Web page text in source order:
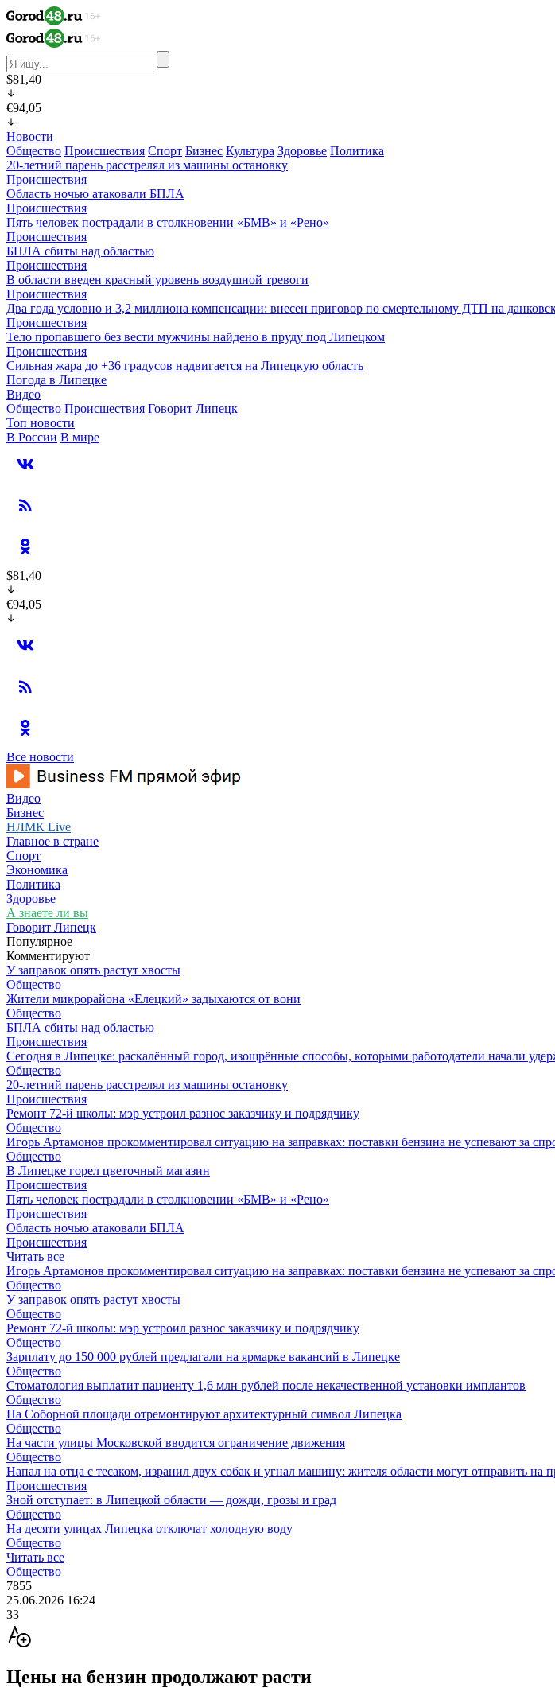
$81,40
€94,05
Новости
Общество Происшествия Спорт Бизнес Культура Здоровье Политика
20-летний парень расстрелял из машины остановку
Происшествия
Область ночью атаковали БПЛА
Происшествия
Пять человек пострадали в столкновении «БМВ» и «Рено»
Происшествия
БПЛА сбиты над областью
Происшествия
В области введен красный уровень воздушной тревоги
Происшествия
Два года условно и 3,2 миллиона компенсации: внесен приговор по смертельному ДТП на
Происшествия
Тело пропавшего без вести мужчины найдено в пруду под Липецком
Происшествия
Сильная жара до +36 градусов надвигается на Липецкую область
Погода в Липецке
Видео
Общество Происшествия Говорит Липецк
Топ новости
В России В мире
$81,40
€94,05
Все новости
Видео
Бизнес
НЛМК Live
Главное в стране
Спорт
Экономика
Политика
Здоровье
А знаете ли вы
Говорит Липецк
Популярное
Комментируют
У заправок опять растут хвосты
Общество
Жители микрорайона «Елецкий» задыхаются от вони
Общество
БПЛА сбиты над областью
Происшествия
Сегодня в Липецке: раскалённый город, изощрённые способы, которыми работодатели начали
Общество
20-летний парень расстрелял из машины остановку
Происшествия
Ремонт 72‑й школы: мэр устроил разнос заказчику и подрядчику
Общество
Игорь Артамонов прокомментировал ситуацию на заправках: поставки бензина не успевают за
Общество
В Липецке горел цветочный магазин
Происшествия
Пять человек пострадали в столкновении «БМВ» и «Рено»
Происшествия
Область ночью атаковали БПЛА
Происшествия
Читать все
Игорь Артамонов прокомментировал ситуацию на заправках: поставки бензина не успевают за
Общество
У заправок опять растут хвосты
Общество
Ремонт 72‑й школы: мэр устроил разнос заказчику и подрядчику
Общество
Зарплату до 150 000 рублей предлагали на ярмарке вакансий в Липецке
Общество
Стоматология выплатит пациенту 1,6 млн рублей после некачественной установки имплантов
Общество
На Соборной площади отремонтируют архитектурный символ Липецка
Общество
На части улицы Московской вводится ограничение движения
Общество
Напал на отца с тесаком, изранил двух собак и угнал машину: жителя области могут отправить на
Происшествия
Зной отступает: в Липецкой области — дожди, грозы и град
Общество
На десяти улицах Липецка отключат холодную воду
Общество
Читать все
Общество
7855
25.06.2026 16:24
33
Цены на бензин продолжают расти